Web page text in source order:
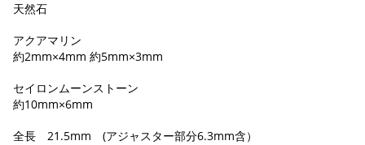
天然石
アクアマリン
約2mm×4mm 約5mm×3mm
セイロンムーンストーン
約10mm×6mm
全長 21.5mm (アジャスター部分6.3mm含）